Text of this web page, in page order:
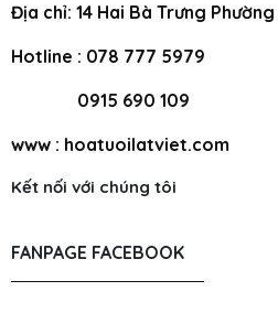
Địa chỉ: 14 Hai Bà Trưng
Hotline : 078 777 5979
0915 690 109
www : hoatuoilatviet.com
Kết nối với chúng tôi
FANPAGE FACEBOOK